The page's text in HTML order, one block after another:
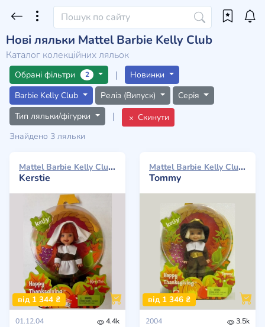
Нові ляльки Mattel Barbie Kelly Club
Каталог колекційних ляльок
Обрані фільтри 2 |
Новинки
Barbie Kelly Club
Реліз (Випуск)
Серія
Тип ляльки/фігурки
|
Скинути
Знайдено 3 ляльки
Mattel Barbie Kelly Club 2004
Kerstie
від 1 344 ₴
01.12.04
4.4k
Mattel Barbie Kelly Club 2004
Tommy
від 1 346 ₴
2004
3.5k